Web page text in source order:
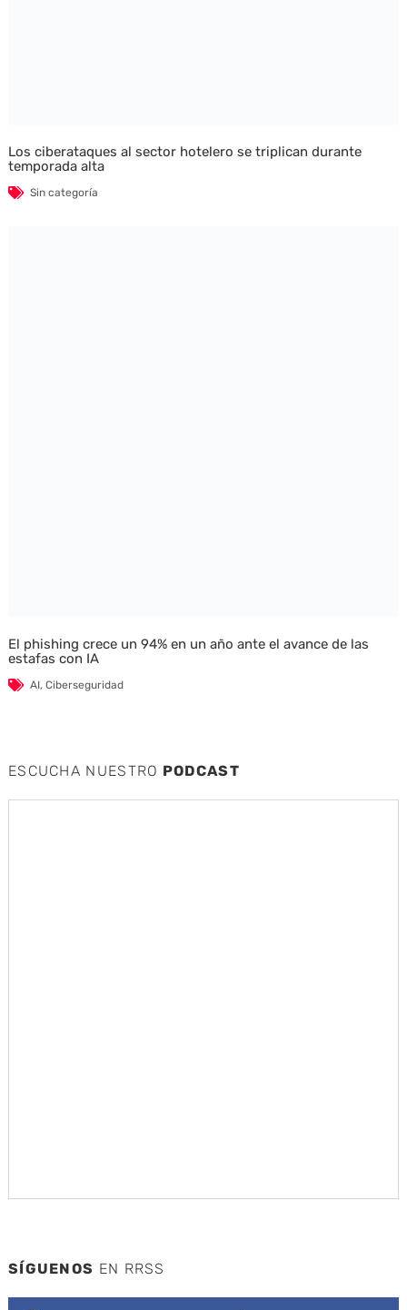
Los ciberataques al sector hotelero se triplican durante
temporada alta
Sin categoría
El phishing crece un 94% en un año ante el avance de las
estafas con IA
AI, Ciberseguridad
ESCUCHA NUESTRO PODCAST
SÍGUENOS EN RRSS